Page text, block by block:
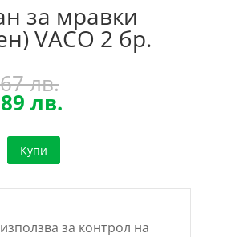
за мравки
VACO 2 бр.
лв.Original
price
2.90 €
/
лв.Текущата
3.89 лв..
Купи
за контрол на